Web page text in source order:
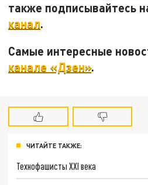
также подписывайтесь
канал.
Самые интересные
канале «Дзен».
ЧИТАЙТЕ ТАКЖЕ:
Технофашисты XXI века